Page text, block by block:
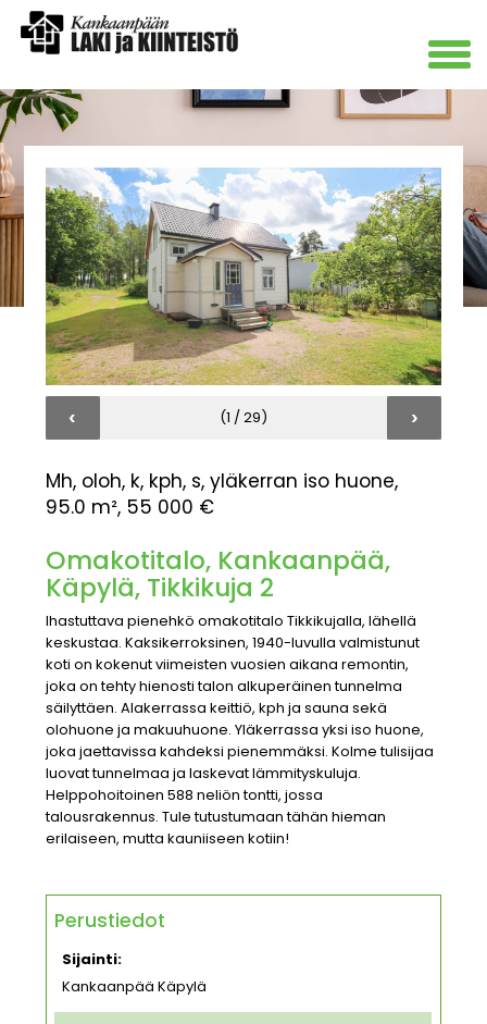
‹ (1 / 29) ›
Mh, oloh, k, kph, s, yläkerran iso huone,
95.0 m², 55 000 €
Omakotitalo, Kankaanpää,
Käpylä, Tikkikuja 2
Ihastuttava pienehkö omakotitalo Tikkikujalla, lähellä
keskustaa. Kaksikerroksinen, 1940-luvulla valmistunut
koti on kokenut viimeisten vuosien aikana remontin,
joka on tehty hienosti talon alkuperäinen tunnelma
säilyttäen. Alakerrassa keittiö, kph ja sauna sekä
olohuone ja makuuhuone. Yläkerrassa yksi iso huone,
joka jaettavissa kahdeksi pienemmäksi. Kolme tulisijaa
luovat tunnelmaa ja laskevat lämmityskuluja.
Helppohoitoinen 588 neliön tontti, jossa
talousrakennus. Tule tutustumaan tähän hieman
erilaiseen, mutta kauniiseen kotiin!
Perustiedot
Sijainti:
Kankaanpää Käpylä